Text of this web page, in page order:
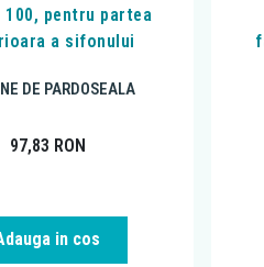
100, pentru partea
a sifonului
DE PARDOSEALA
97,83 RON
in cos